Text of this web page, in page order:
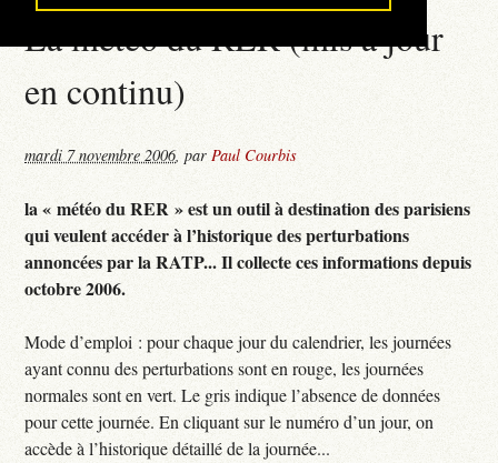
La météo du RER (mis à jour
en continu)
mardi 7 novembre 2006,parPaul Courbis
la « météo du RER » est un outil à destination des parisiens
qui veulent accéder à l’historique des perturbations
annoncées par la RATP... Il collecte ces informations depuis
octobre 2006.
Mode d’emploi : pour chaque jour du calendrier, les journées
ayant connu des perturbations sont en rouge, les journées
normales sont en vert. Le gris indique l’absence de données
pour cette journée. En cliquant sur le numéro d’un jour, on
accède à l’historique détaillé de la journée...